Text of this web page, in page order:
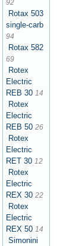
92
Rotax 503
single-carb
94
Rotax 582
69
Rotex
Electric
REB 30 14
Rotex
Electric
REB 50 26
Rotex
Electric
RET 30 12
Rotex
Electric
REX 30 22
Rotex
Electric
REX 50 14
Simonini